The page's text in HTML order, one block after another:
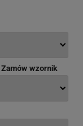
Zamów wzornik